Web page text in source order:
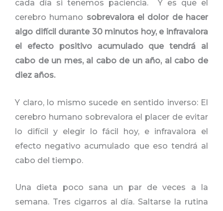
cada día si tenemos paciencia. Y es que el
cerebro humano sobrevalora el dolor de hacer
algo difícil durante 30 minutos hoy, e infravalora
el efecto positivo acumulado que tendrá al
cabo de un mes, al cabo de un año, al cabo de
diez años.
Y claro, lo mismo sucede en sentido inverso: El
cerebro humano sobrevalora el placer de evitar
lo difícil y elegir lo fácil hoy, e infravalora el
efecto negativo acumulado que eso tendrá al
cabo del tiempo.
Una dieta poco sana un par de veces a la
semana. Tres cigarros al día. Saltarse la rutina